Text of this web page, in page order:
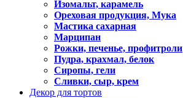
Изомальт, карамель
Ореховая продукция, Мука
Мастика сахарная
Марципан
Рожки, печенье, профитроли
Пудра, крахмал, белок
Сиропы, гели
Сливки, сыр, крем
Декор для тортов